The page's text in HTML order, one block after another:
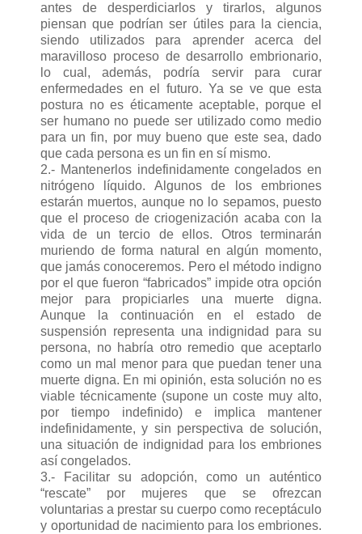
antes de desperdiciarlos y tirarlos, algunos
piensan que podrían ser útiles para la ciencia,
siendo utilizados para aprender acerca del
maravilloso proceso de desarrollo embrionario,
lo cual, además, podría servir para curar
enfermedades en el futuro. Ya se ve que esta
postura no es éticamente aceptable, porque el
ser humano no puede ser utilizado como medio
para un fin, por muy bueno que este sea, dado
que cada persona es un fin en sí mismo.
2.- Mantenerlos indefinidamente congelados en
nitrógeno líquido. Algunos de los embriones
estarán muertos, aunque no lo sepamos, puesto
que el proceso de criogenización acaba con la
vida de un tercio de ellos. Otros terminarán
muriendo de forma natural en algún momento,
que jamás conoceremos. Pero el método indigno
por el que fueron “fabricados” impide otra opción
mejor para propiciarles una muerte digna.
Aunque la continuación en el estado de
suspensión representa una indignidad para su
persona, no habría otro remedio que aceptarlo
como un mal menor para que puedan tener una
muerte digna. En mi opinión, esta solución no es
viable técnicamente (supone un coste muy alto,
por tiempo indefinido) e implica mantener
indefinidamente, y sin perspectiva de solución,
una situación de indignidad para los embriones
así congelados.
3.- Facilitar su adopción, como un auténtico
“rescate” por mujeres que se ofrezcan
voluntarias a prestar su cuerpo como receptáculo
y oportunidad de nacimiento para los embriones.